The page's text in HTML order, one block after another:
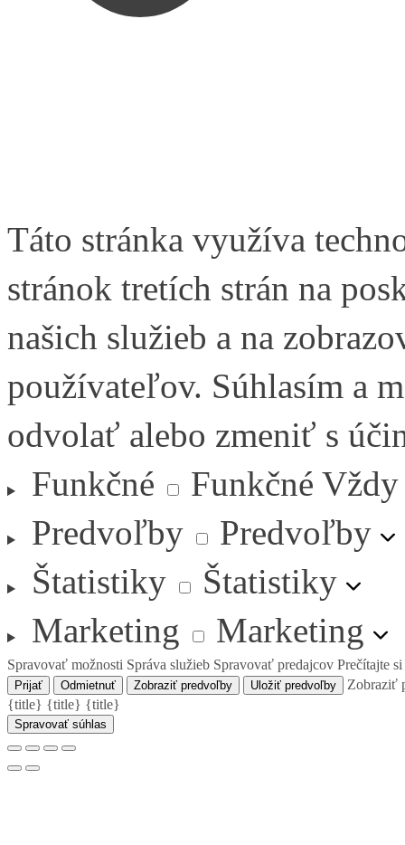
Táto stránka využíva
stránok tretích strán na
našich služieb a na
používateľov. Súhlasím a
odvolať alebo zmeniť s
Funkčné
Funkčné
Predvoľby
Predvoľby
Štatistiky
Štatistiky
Marketing
Marketing
Spravovať možnosti Správa služieb Spravovať predajcov Prečítajte
Prijať Odmietnuť Zobraziť predvoľby Uložiť predvoľby
Zobraziť
{title} {title} {title}
Spravovať súhlas